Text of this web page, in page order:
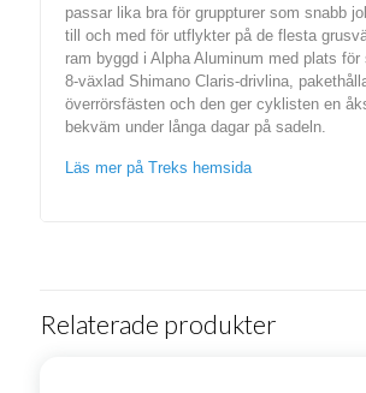
passar lika bra för gruppturer som snabb
till och med för utflykter på de flesta
ram byggd i Alpha Aluminum med plats
8-växlad Shimano Claris-drivlina,
överrörsfästen och den ger cyklisten en
bekväm under långa dagar på sadeln.
Läs mer på Treks hemsida
Relaterade produkter